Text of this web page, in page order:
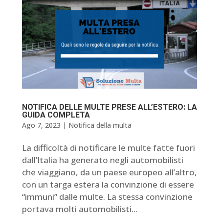
NOTIFICA DELLE MULTE PRESE ALL’ESTERO: LA
GUIDA COMPLETA
Ago 7, 2023 | Notifica della multa
La difficoltà di notificare le multe fatte fuori
dall’Italia ha generato negli automobilisti
che viaggiano, da un paese europeo all’altro,
con un targa estera la convinzione di essere
“immuni” dalle multe. La stessa convinzione
portava molti automobilisti...